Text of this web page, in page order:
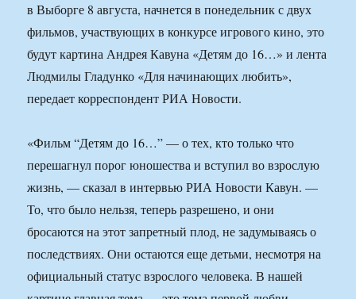
в Выборге 8 августа, начнется в понедельник с двух
фильмов, участвующих в конкурсе игрового кино, это
будут картина Андрея Кавуна «Детям до 16…» и лента
Людмилы Гладунко «Для начинающих любить»,
передает корреспондент РИА Новости.
«Фильм “Детям до 16…” — о тех, кто только что
перешагнул порог юношества и вступил во взрослую
жизнь, — сказал в интервью РИА Новости Кавун. —
То, что было нельзя, теперь разрешено, и они
бросаются на этот запретный плод, не задумываясь о
последствиях. Они остаются еще детьми, несмотря на
официальный статус взрослого человека. В нашей